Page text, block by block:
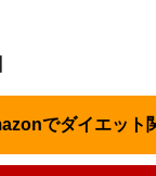
でダイエット